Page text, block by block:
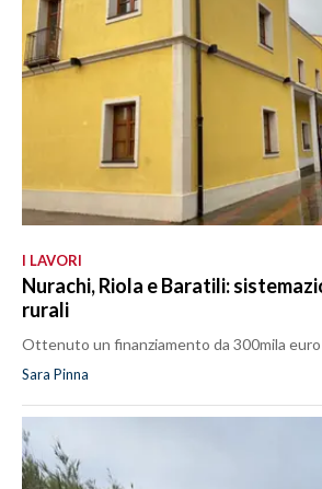
I LAVORI
Nurachi, Riola e Baratili:
rurali
Ottenuto un finanziamento da 300mila euro
Sara Pinna